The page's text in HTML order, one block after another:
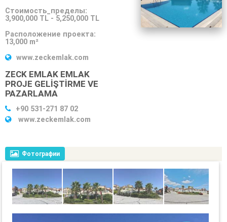
Стоимость_пределы:
3,900,000 TL - 5,250,000 TL
Расположение проекта:
13,000 m²
www.zeckemlak.com
ZECK EMLAK EMLAK
PROJE GELİŞTİRME VE
PAZARLAMA
+90 531-271 87 02
www.zeckemlak.com
Фотографии